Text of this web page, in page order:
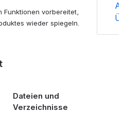
vorbereitet,
wieder spiegeln.
Dateien und
Verzeichnisse